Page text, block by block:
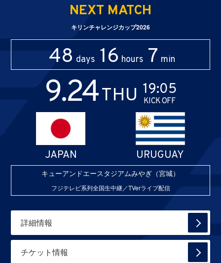
NEXT MATCH
キリンチャレンジカップ2026
48 days 16 hours 7 min
9.24THU 19:05
KICK OFF
JAPAN URUGUAY
キューアンドエースタジアムみやぎ（宮城）
フジテレビ系列全国生中継／TVerライブ配信
詳細情報
チケット情報